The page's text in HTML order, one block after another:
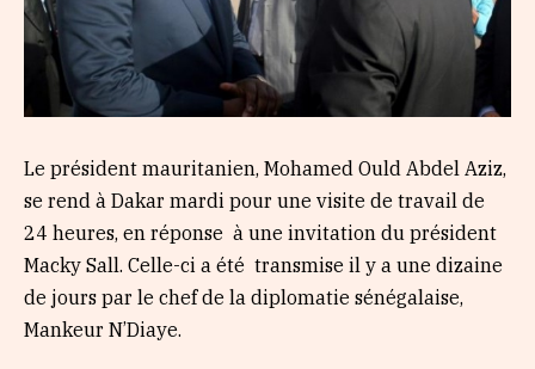
Le président mauritanien, Mohamed Ould Abdel Aziz,
se rend à Dakar mardi pour une visite de travail de
24 heures, en réponse à une invitation du président
Macky Sall. Celle-ci a été transmise il y a une dizaine
de jours par le chef de la diplomatie sénégalaise,
Mankeur N’Diaye.